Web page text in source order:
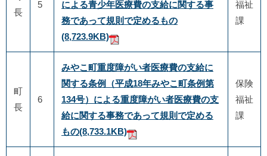
長
5
による青少年医療費の支給に関する事
務であって規則で定めるもの
(8,723.9KB)
福祉
課
町
長
6
みやこ町重度障がい者医療費の支給に
関する条例（平成18年みやこ町条例第
134号）による重度障がい者医療費の支
給に関する事務であって規則で定める
もの(8,733.1KB)
保険
福祉
課